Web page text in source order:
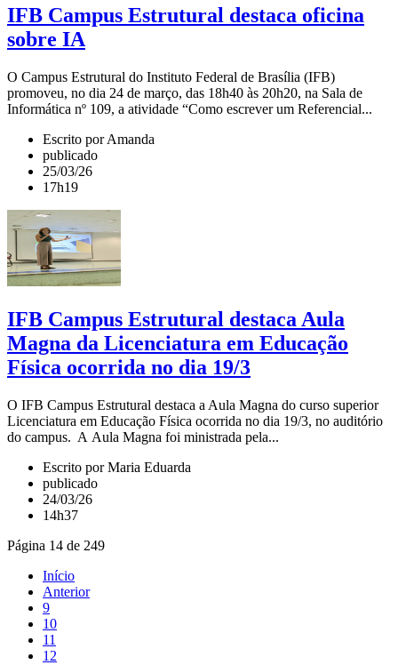
IFB Campus Estrutural destaca oficina
sobre IA
O Campus Estrutural do Instituto Federal de Brasília (IFB)
promoveu, no dia 24 de março, das 18h40 às 20h20, na Sala de
Informática nº 109, a atividade “Como escrever um Referencial...
Escrito por Amanda
publicado
25/03/26
17h19
IFB Campus Estrutural destaca Aula
Magna da Licenciatura em Educação
Física ocorrida no dia 19/3
O IFB Campus Estrutural destaca a Aula Magna do curso superior
Licenciatura em Educação Física ocorrida no dia 19/3, no auditório
do campus. A Aula Magna foi ministrada pela...
Escrito por Maria Eduarda
publicado
24/03/26
14h37
Página 14 de 249
Início
Anterior
9
10
11
12